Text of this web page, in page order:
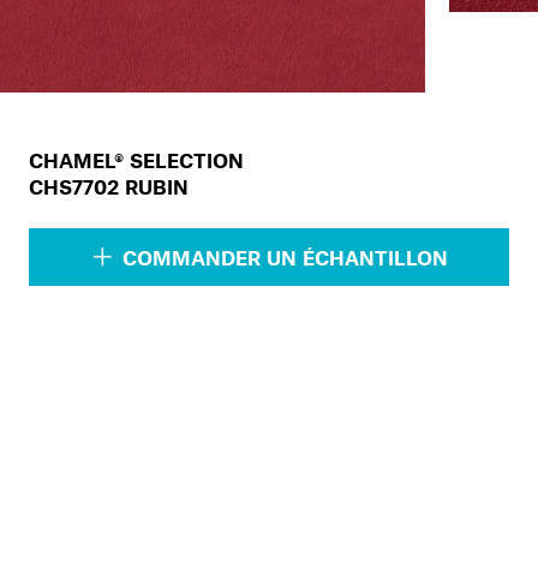
CHAMEL® SELECTION
CHS7702 RUBIN
COMMANDER UN ÉCHANTILLON